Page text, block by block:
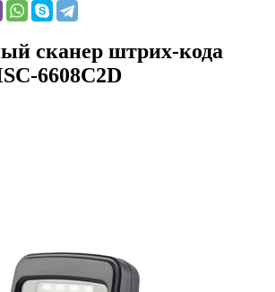
сканер штрих-кода
6608C2D